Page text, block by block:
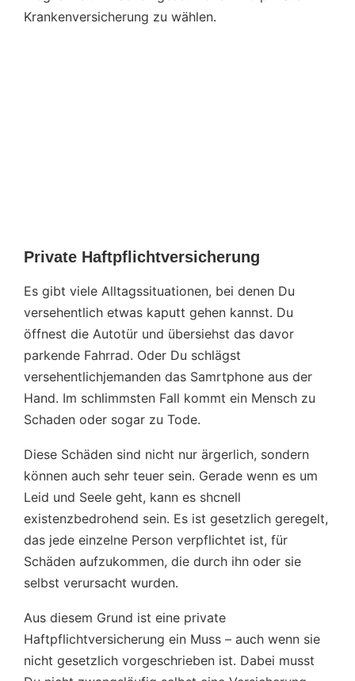
Krankenversicherung zu wählen.
Private Haftpflichtversicherung
Es gibt viele Alltagssituationen, bei denen Du
versehentlich etwas kaputt gehen kannst. Du
öffnest die Autotür und übersiehst das davor
parkende Fahrrad. Oder Du schlägst
versehentlichjemanden das Samrtphone aus der
Hand. Im schlimmsten Fall kommt ein Mensch zu
Schaden oder sogar zu Tode.
Diese Schäden sind nicht nur ärgerlich, sondern
können auch sehr teuer sein. Gerade wenn es um
Leid und Seele geht, kann es shcnell
existenzbedrohend sein. Es ist gesetzlich geregelt,
das jede einzelne Person verpflichtet ist, für
Schäden aufzukommen, die durch ihn oder sie
selbst verursacht wurden.
Aus diesem Grund ist eine private
Haftpflichtversicherung ein Muss – auch wenn sie
nicht gesetzlich vorgeschrieben ist. Dabei musst